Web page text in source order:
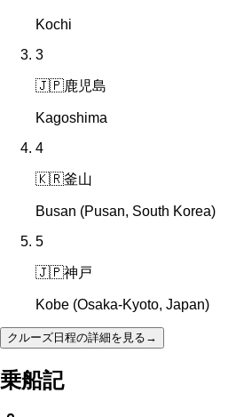
Kochi
3
🇯🇵鹿児島
Kagoshima
4
🇰🇷釜山
Busan (Pusan, South Korea)
5
🇯🇵神戸
Kobe (Osaka-Kyoto, Japan)
クルーズ日程の詳細を見る →
乗船記